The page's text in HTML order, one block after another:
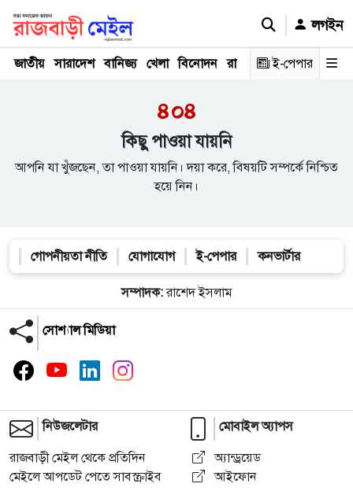
লগইন
জাতীয় সারাদেশ বানিজ্য খেলা বিনোদন রাজনীতি রাজধানী
ই-পেপার
৪০৪
কিছু পাওয়া যায়নি
আপনি যা খুঁজছেন, তা পাওয়া যায়নি। দয়া করে, বিষয়টি সম্পর্কে নিশ্চিত
হয়ে নিন।
গোপনীয়তা নীতি যোগাযোগ ই-পেপার কনভার্টার
সম্পাদক:রাশেদ ইসলাম
সোশ্যাল মিডিয়া
নিউজলেটার
রাজবাড়ী মেইল থেকে প্রতিদিন
মেইলে আপডেট পেতে সাবস্ক্রাইব
মোবাইল অ্যাপস
অ্যান্ড্রয়েড
আইফোন